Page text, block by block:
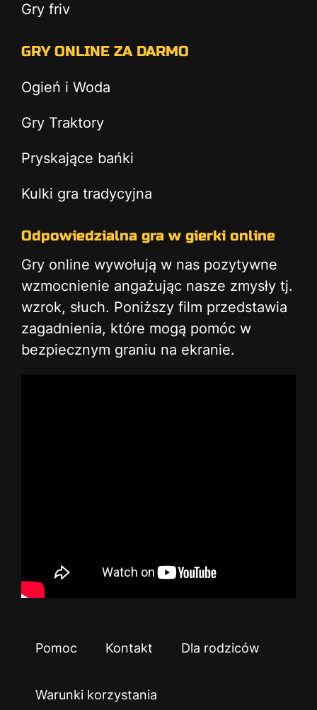
Gry friv
GRY ONLINE ZA DARMO
Ogień i Woda
Gry Traktory
Pryskające bańki
Kulki gra tradycyjna
Odpowiedzialna gra w gierki online
Gry online wywołują w nas pozytywne
wzmocnienie angażując nasze zmysły tj.
wzrok, słuch. Poniższy film przedstawia
zagadnienia, które mogą pomóc w
bezpiecznym graniu na ekranie.
Pomoc Kontakt Dla rodziców
Warunki korzystania